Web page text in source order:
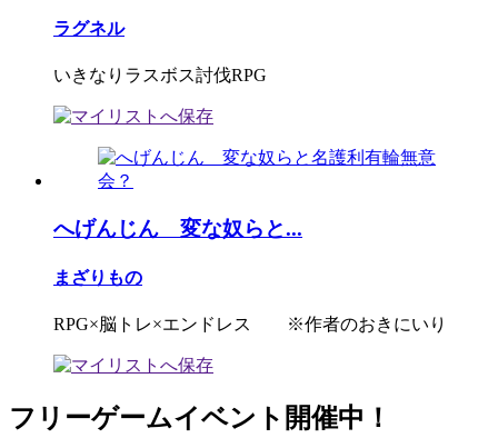
ラグネル
いきなりラスボス討伐RPG
へげんじん 変な奴らと...
まざりもの
RPG×脳トレ×エンドレス ※作者のおきにいり
フリーゲームイベント開催中！